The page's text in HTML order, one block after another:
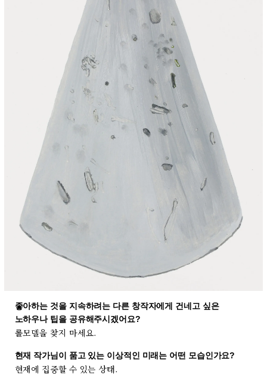
좋아하는 것을 지속하려는 다른 창작자에게 건네고 싶은
노하우나 팁을 공유해주시겠어요?
롤모델을 찾지 마세요.
현재 작가님이 품고 있는 이상적인 미래는 어떤 모습인가요?
현재에 집중할 수 있는 상태.